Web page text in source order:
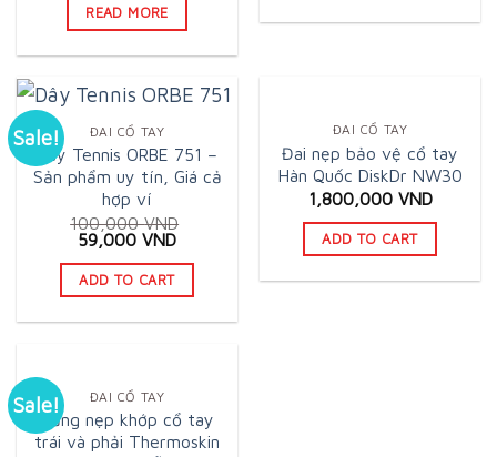
READ MORE
Sale! ĐAI CỔ TAY
Dây Tennis ORBE 751 –
Sản phẩm uy tín, Giá cả
hợp ví
100,000VND
Original
price
was:
100,000 VND.
59,000 VNDCurrent
is:
59,000 VND.
ADD TO CART
ĐAI CỔ TAY
Đai nẹp bảo vệ cổ tay
Hàn Quốc DiskDr NW30
1,800,000 VND
ADD TO CART
Sale! ĐAI CỔ TAY
Băng nẹp khớp cổ tay
trái và phải Thermoskin